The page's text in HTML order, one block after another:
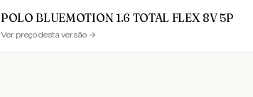
POLO BLUEMOTION 1.6 TOTAL FLEX 8V 5P
Ver preço desta versão →